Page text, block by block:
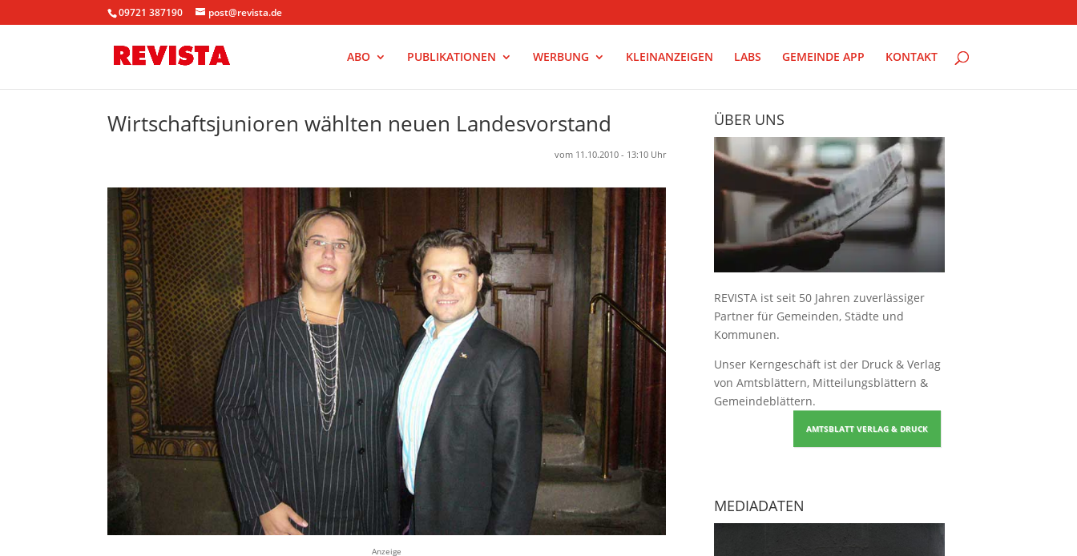
09721 387190 post@revista.de
ABO PUBLIKATIONEN WERBUNG KLEINANZEIGEN LABS GEMEINDE APP KONTAKT
Wirtschaftsjunioren wählten neuen Landesvorstand
vom 11.10.2010 - 13:10 Uhr
Anzeige
ÜBER UNS
REVISTA ist seit 50 Jahren zuverlässiger
Partner für Gemeinden, Städte und
Kommunen.
Unser Kerngeschäft ist der Druck & Verlag
von Amtsblättern, Mitteilungsblättern &
Gemeindeblättern.
AMTSBLATT VERLAG & DRUCK
MEDIADATEN